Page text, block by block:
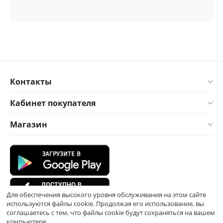
Контакты
Кабинет покупателя
Магазин
Для обеспечения высокого уровня обслуживания на этом сайте
используются файлы cookie. Продолжая его использование, вы
соглашаетесь с тем, что файлы cookie будут сохраняться на вашем